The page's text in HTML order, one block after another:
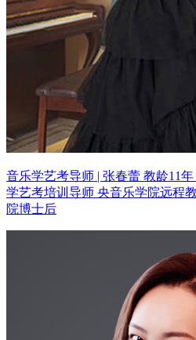
音乐学艺考导师 | 张春蕾 教龄11年
学艺考培训导师 央音乐学院远程
院博士后